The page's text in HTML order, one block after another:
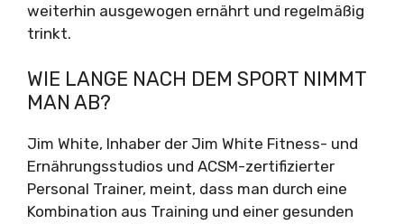
weiterhin ausgewogen ernährt und regelmäßig
trinkt.
WIE LANGE NACH DEM SPORT NIMMT
MAN AB?
Jim White, Inhaber der Jim White Fitness- und
Ernährungsstudios und ACSM-zertifizierter
Personal Trainer, meint, dass man durch eine
Kombination aus Training und einer gesunden